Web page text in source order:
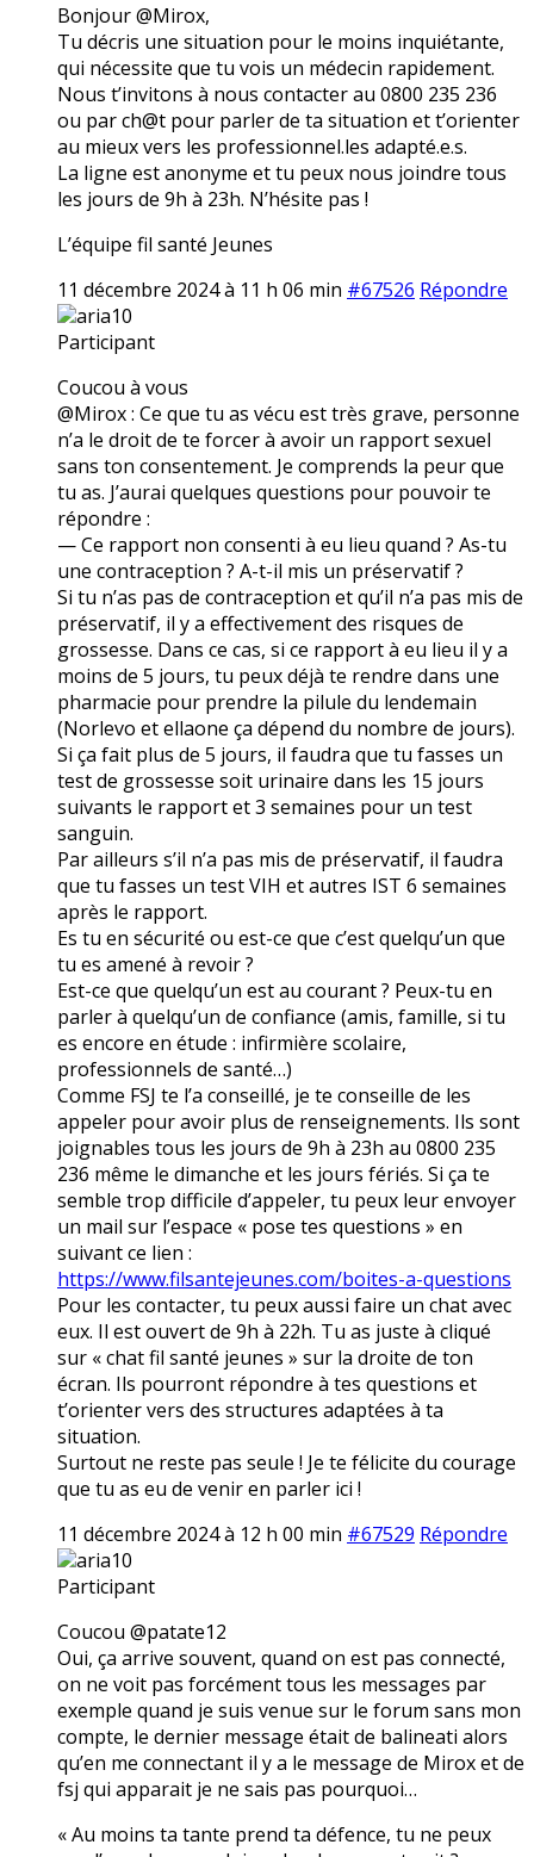
Bonjour @Mirox,
Tu décris une situation pour le moins inquiétante,
qui nécessite que tu vois un médecin rapidement.
Nous t’invitons à nous contacter au 0800 235 236
ou par ch@t pour parler de ta situation et t’orienter
au mieux vers les professionnel.les adapté.e.s.
La ligne est anonyme et tu peux nous joindre tous
les jours de 9h à 23h. N’hésite pas !
L’équipe fil santé Jeunes
11 décembre 2024 à 11 h 06 min #67526 Répondre
aria10
Participant
Coucou à vous
@Mirox : Ce que tu as vécu est très grave, personne
n’a le droit de te forcer à avoir un rapport sexuel
sans ton consentement. Je comprends la peur que
tu as. J’aurai quelques questions pour pouvoir te
répondre :
— Ce rapport non consenti à eu lieu quand ? As-tu
une contraception ? A-t-il mis un préservatif ?
Si tu n’as pas de contraception et qu’il n’a pas mis de
préservatif, il y a effectivement des risques de
grossesse. Dans ce cas, si ce rapport à eu lieu il y a
moins de 5 jours, tu peux déjà te rendre dans une
pharmacie pour prendre la pilule du lendemain
(Norlevo et ellaone ça dépend du nombre de jours).
Si ça fait plus de 5 jours, il faudra que tu fasses un
test de grossesse soit urinaire dans les 15 jours
suivants le rapport et 3 semaines pour un test
sanguin.
Par ailleurs s’il n’a pas mis de préservatif, il faudra
que tu fasses un test VIH et autres IST 6 semaines
après le rapport.
Es tu en sécurité ou est-ce que c’est quelqu’un que
tu es amené à revoir ?
Est-ce que quelqu’un est au courant ? Peux-tu en
parler à quelqu’un de confiance (amis, famille, si tu
es encore en étude : infirmière scolaire,
professionnels de santé…)
Comme FSJ te l’a conseillé, je te conseille de les
appeler pour avoir plus de renseignements. Ils sont
joignables tous les jours de 9h à 23h au 0800 235
236 même le dimanche et les jours fériés. Si ça te
semble trop difficile d’appeler, tu peux leur envoyer
un mail sur l’espace « pose tes questions » en
suivant ce lien :
https://www.filsantejeunes.com/boites-a-questions
Pour les contacter, tu peux aussi faire un chat avec
eux. Il est ouvert de 9h à 22h. Tu as juste à cliqué
sur « chat fil santé jeunes » sur la droite de ton
écran. Ils pourront répondre à tes questions et
t’orienter vers des structures adaptées à ta
situation.
Surtout ne reste pas seule ! Je te félicite du courage
que tu as eu de venir en parler ici !
11 décembre 2024 à 12 h 00 min #67529 Répondre
aria10
Participant
Coucou @patate12
Oui, ça arrive souvent, quand on est pas connecté,
on ne voit pas forcément tous les messages par
exemple quand je suis venue sur le forum sans mon
compte, le dernier message était de balineati alors
qu’en me connectant il y a le message de Mirox et de
fsj qui apparait je ne sais pas pourquoi…
« Au moins ta tante prend ta défence, tu ne peux